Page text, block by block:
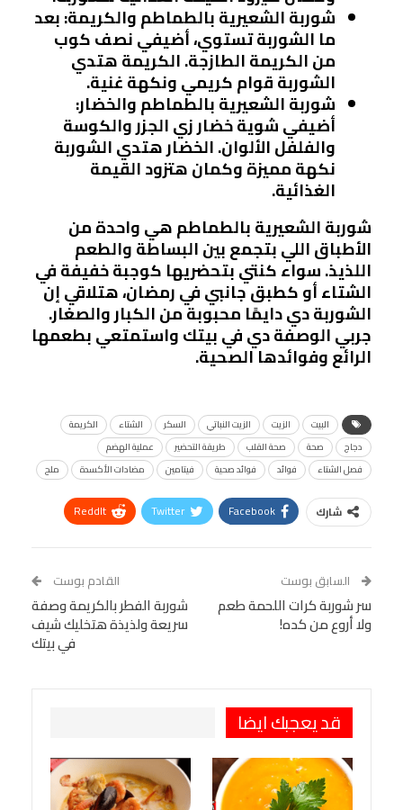
شوربة الشعيرية بالطماطم والكريمة: بعد
ما الشوربة تستوي، أضيفي نصف كوب
من الكريمة الطازجة. الكريمة هتدي
الشوربة قوام كريمي ونكهة غنية.
شوربة الشعيرية بالطماطم والخضار:
أضيفي شوية خضار زي الجزر والكوسة
والفلفل الألوان. الخضار هتدي الشوربة
نكهة مميزة وكمان هتزود القيمة
الغذائية.
شوربة الشعيرية بالطماطم هي واحدة من
الأطباق اللي بتجمع بين البساطة والطعم
اللذيذ. سواء كنتي بتحضريها كوجبة خفيفة في
الشتاء أو كطبق جانبي في رمضان، هتلاقي إن
الشوربة دي دايمًا محبوبة من الكبار والصغار.
جربي الوصفة دي في بيتك واستمتعي بطعمها
الرائع وفوائدها الصحية.
البيت الزيت الزيت النباتي السكر الشتاء
الكريمة
دجاج
صحة صحة القلب طريقة التحضير
عملية الهضم
فصل الشتاء
فوائد فوائد صحية فيتامين مضادات الأكسدة ملح
شارك Facebook
Twitter
ReddIt
Tumblr
البريد الإلكتروني
StumbleUpon
VK
Digg
BlackBerry
Viber
السابق بوست
سر شوربة كرات اللحمة طعم
ولا أروع من كده!
القادم بوست
شوربة الفطر بالكريمة وصفة
سريعة ولذيذة هتخليك شيف
في بيتك
قد يعجبك ايضا